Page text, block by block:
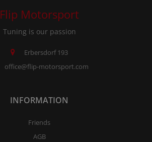
Flip Motorsport
Tuning is our passion
Erbersdorf 193
office@flip-motorsport.com
INFORMATION
Friends
AGB